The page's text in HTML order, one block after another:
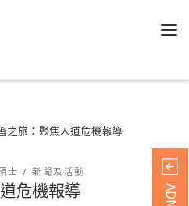
之旅：聚焦人道危機報導
士 新聞及活動
危機報導